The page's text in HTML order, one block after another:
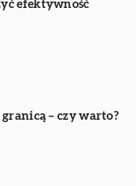
efektywność
– czy warto?